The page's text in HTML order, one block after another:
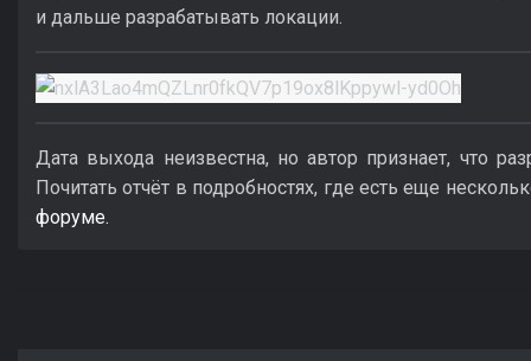
и дальше разрабатывать локации.
Дата выхода неизвестна, но автор признает, что
Почитать отчёт в подробностях, где есть еще
форуме.